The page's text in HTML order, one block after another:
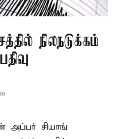
நிலநடுக்கம்
அப்பர் சியாங்